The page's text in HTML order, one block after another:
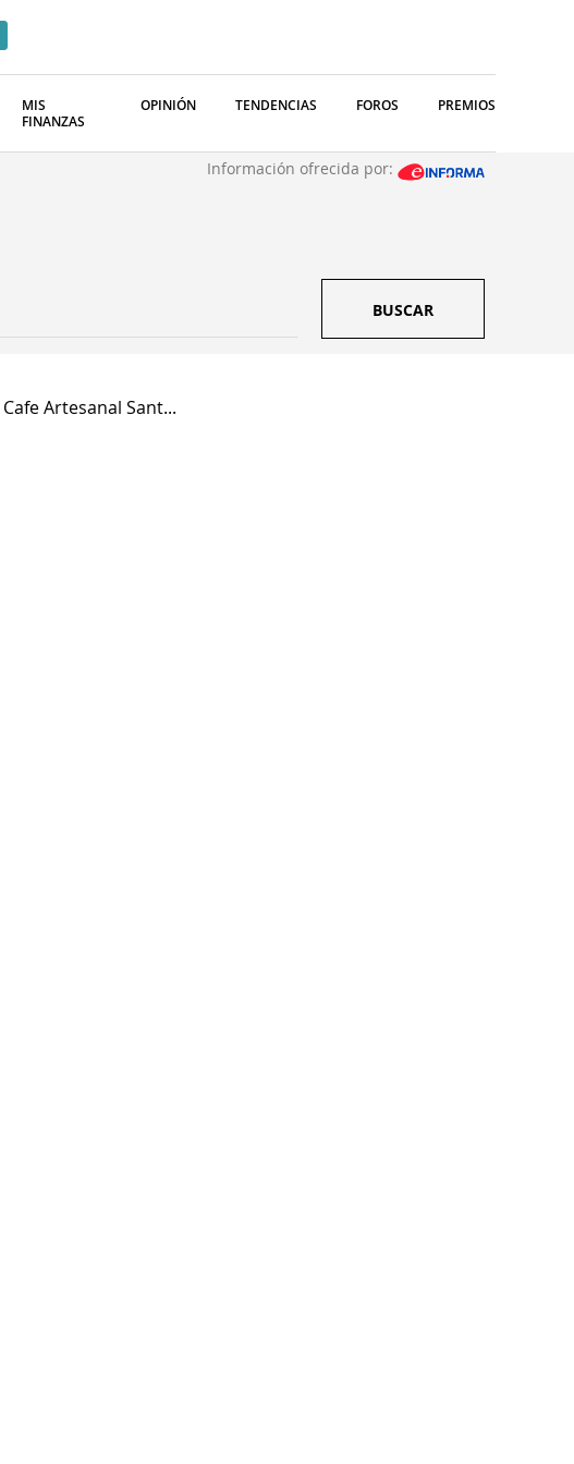
MIS
FINANZAS
OPINIÓN TENDENCIAS FOROS PREMIOS
Información ofrecida por:
BUSCAR
Cafe Artesanal Sant...